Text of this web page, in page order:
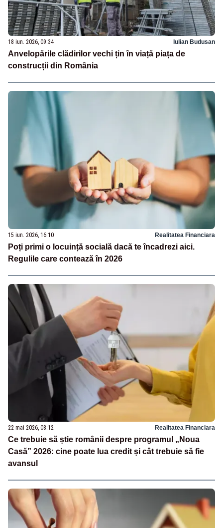
18 iun. 2026, 09:34 Iulian Budusan
Anvelopările clădirilor vechi țin în viață piața de
construcții din România
15 iun. 2026, 16:10 Realitatea Financiara
Poți primi o locuință socială dacă te încadrezi aici.
Regulile care contează în 2026
22 mai 2026, 08:12 Realitatea Financiara
Ce trebuie să știe românii despre programul „Noua
Casă” 2026: cine poate lua credit și cât trebuie să fie
avansul